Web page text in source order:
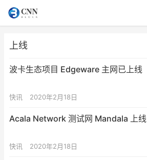
上线
波卡生态项目 Edgeware 主网已上线
快讯 2020年2月18日
Acala Network 测试网 Mandala 上线
快讯 2020年2月18日